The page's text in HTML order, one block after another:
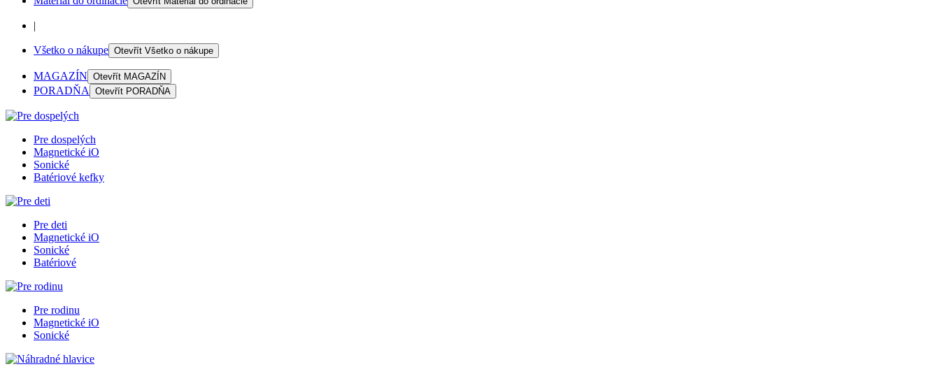
|
Všetko o nákupe Otevřít Všetko o nákupe
MAGAZÍN Otevřít MAGAZÍN
PORADŇA Otevřít PORADŇA
Pre dospelých
Magnetické iO
Sonické
Batériové kefky
Pre deti
Magnetické iO
Sonické
Batériové
Pre rodinu
Magnetické iO
Sonické